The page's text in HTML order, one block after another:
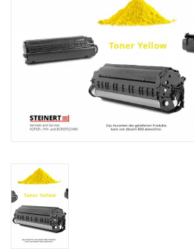
Marken